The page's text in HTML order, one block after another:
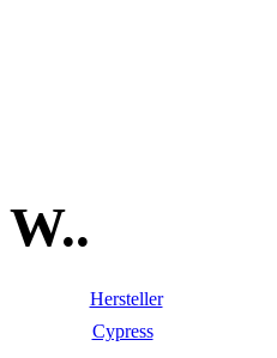
W..
Hersteller
Cypress